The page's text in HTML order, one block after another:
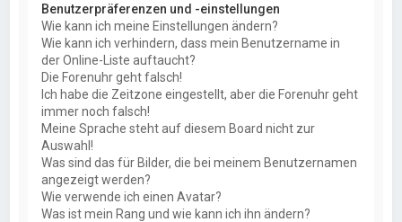
Benutzerpräferenzen und -einstellungen
Wie kann ich meine Einstellungen ändern?
Wie kann ich verhindern, dass mein Benutzername in
der Online-Liste auftaucht?
Die Forenuhr geht falsch!
Ich habe die Zeitzone eingestellt, aber die Forenuhr geht
immer noch falsch!
Meine Sprache steht auf diesem Board nicht zur
Auswahl!
Was sind das für Bilder, die bei meinem Benutzernamen
angezeigt werden?
Wie verwende ich einen Avatar?
Was ist mein Rang und wie kann ich ihn ändern?